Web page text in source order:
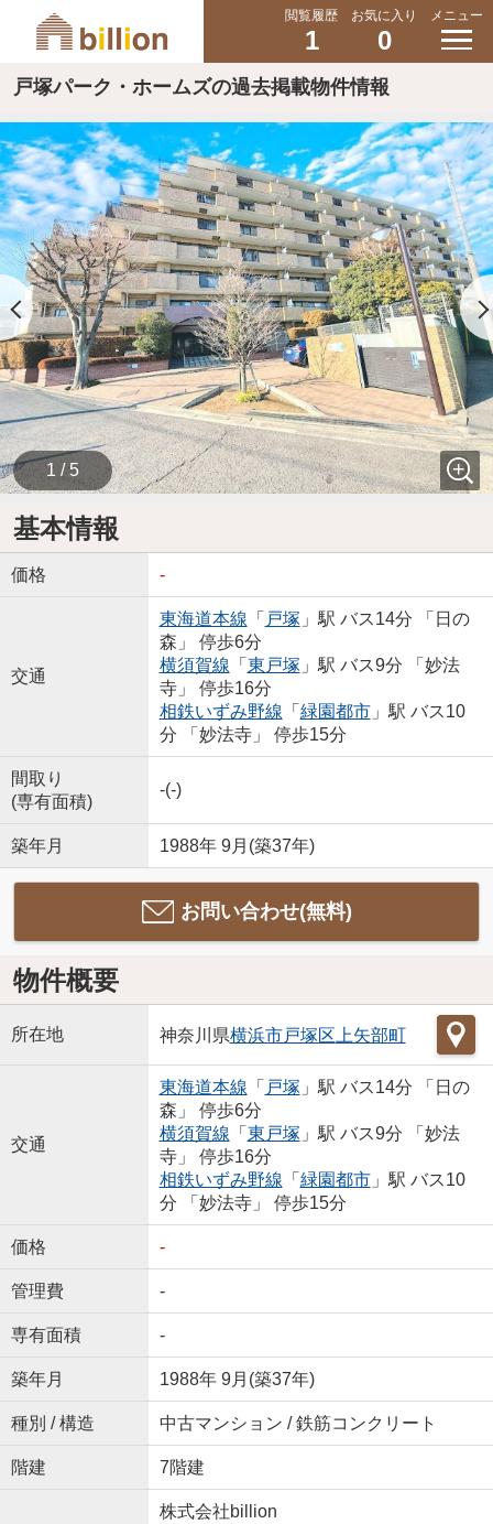
閲覧履歴
1
お気に入り
0
メニュー
戸塚パーク・ホームズの過去掲載物件情報
1 / 5
基本情報
価格 -
交通
東海道本線 「 戸塚 」駅 バス14分 「日の
森」 停歩6分
横須賀線 「 東戸塚 」駅 バス9分 「妙法
寺」 停歩16分
相鉄いずみ野線 「 緑園都市」駅 バス10
分 「妙法寺」 停歩15分
間取り
(専有面積)
-(-)
築年月 1988年 9月(築37年)
お問い合わせ(無料)
物件概要
所在地 神奈川県横浜市戸塚区 上矢部町
交通
東海道本線 「 戸塚 」駅 バス14分 「日の
森」 停歩6分
横須賀線 「 東戸塚 」駅 バス9分 「妙法
寺」 停歩16分
相鉄いずみ野線 「 緑園都市」駅 バス10
分 「妙法寺」 停歩15分
価格 -
管理費 -
専有面積 -
築年月 1988年 9月(築37年)
種別 / 構造 中古マンション / 鉄筋コンクリート
階建 7階建
株式会社billion